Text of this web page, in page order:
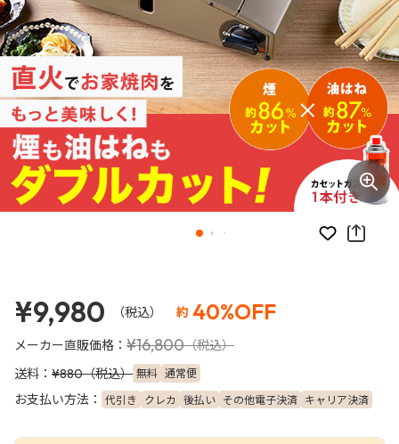
お気に入り
¥9,980 （税込） 約 40%OFF
メーカー直販価格： ¥16,800（税込）
送料： ¥880（税込） 無料 通常便
お支払い方法： 代引き クレカ 後払い その他電子決済 キャリア決済